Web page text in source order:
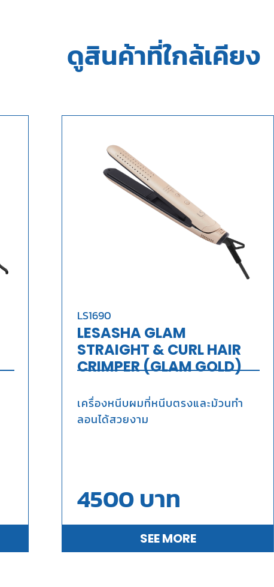
ดูสินค้าที่ใกล้เคียง
LS1690
LESASHA GLAM
STRAIGHT & CURL HAIR
CRIMPER (GLAM GOLD)
เครื่องหนีบผมที่หนีบตรงและม้วนทำ
ลอนได้สวยงาม
4500บาท
SEE MORE